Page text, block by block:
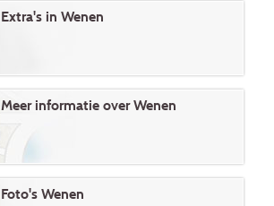
Extra's in Wenen
Meer informatie over Wenen
Foto's Wenen